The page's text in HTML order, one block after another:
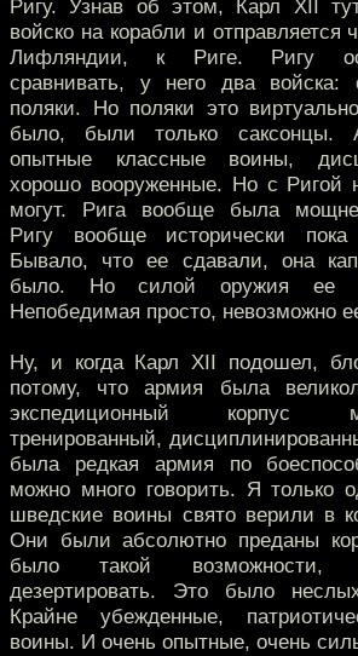
Ригу. Узнав об этом, Карл XII
войско на корабли и отправляется
Лифляндии, к Риге. Ригу
сравнивать, у него два войска:
поляки. Но поляки это
было, были только саксонцы.
опытные классные воины,
хорошо вооруженные. Но с Ригой
могут. Рига вообще была
Ригу вообще исторически
Бывало, что ее сдавали, она
было. Но силой оружия ее
Непобедимая просто, невозможно
Ну, и когда Карл XII подошел,
потому, что армия была
экспедиционный
тренированный,
была редкая армия по
можно много говорить. Я только
шведские воины свято верили в
Они были абсолютно преданы
было такой возможности,
дезертировать. Это было
Крайне убежденные,
воины. И очень опытные, очень